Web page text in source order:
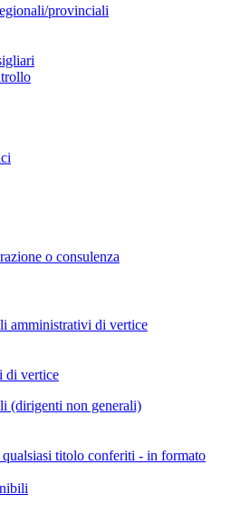
provinciali
o consulenza
amministrativi di vertice
di vertice
(dirigenti non generali)
titolo conferiti - in formato